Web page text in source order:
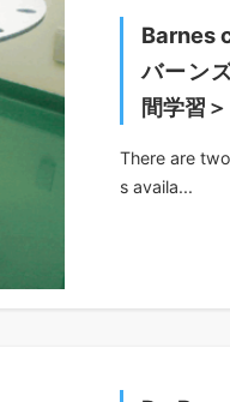
Barnes
バーン
間学習＞
There are
s availa...